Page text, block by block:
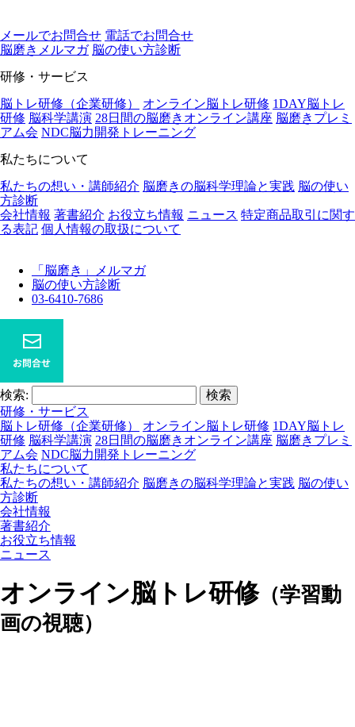
メールでお問合せ 電話でお問合せ
脳磨きメルマガ 脳の使い⽅診断
研修・サービス
脳トレ研修（企業研修）
オンライン脳トレ研修 1DAY脳トレ
研修 脳科学講演 28日間の脳磨きオンライン講座 脳磨きプレミ
アム会 NDC脳力開発トレーニング
私たちについて
私たちの想い・講師紹介 脳磨きの脳科学理論と実践 脳の使い
方診断
会社情報 著書紹介 お役立ち情報 ニュース 特定商品取引に関す
る表記 個人情報の取扱について
「脳磨き」メルマガ
脳の使い方診断
03-6410-7686
検索:
研修・サービス
脳トレ研修（企業研修）
オンライン脳トレ研修 1DAY脳トレ
研修 脳科学講演 28日間の脳磨きオンライン講座 脳磨きプレミ
アム会 NDC脳力開発トレーニング
私たちについて
私たちの想い・講師紹介 脳磨きの脳科学理論と実践 脳の使い
方診断
会社情報
著書紹介
お役立ち情報
ニュース
オンライン脳トレ研修（学習動
画の視聴）